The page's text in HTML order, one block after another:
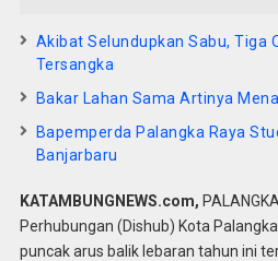
Akibat Selundupkan Sabu, Tiga
Tersangka
Bakar Lahan Sama Artinya
Bapemperda Palangka Raya
Banjarbaru
KATAMBUNGNEWS.com,
Perhubungan (Dishub) Kota
puncak arus balik lebaran tahun ini